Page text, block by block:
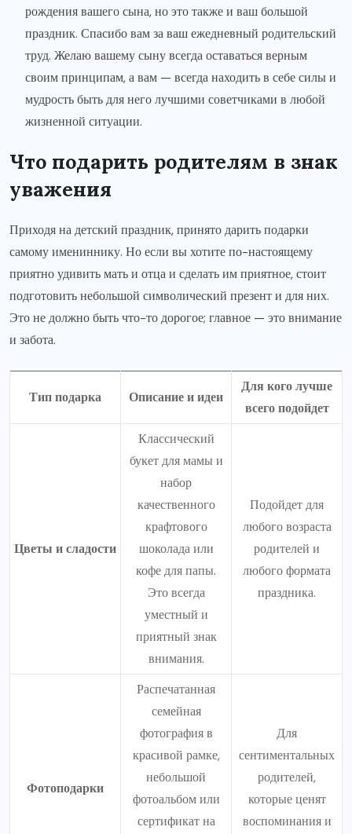
рождения вашего сына, но это также и ваш большой
праздник. Спасибо вам за ваш ежедневный родительский
труд. Желаю вашему сыну всегда оставаться верным
своим принципам, а вам — всегда находить в себе силы и
мудрость быть для него лучшими советчиками в любой
жизненной ситуации.
Что подарить родителям в знак
уважения
Приходя на детский праздник, принято дарить подарки
самому имениннику. Но если вы хотите по-настоящему
приятно удивить мать и отца и сделать им приятное, стоит
подготовить небольшой символический презент и для них.
Это не должно быть что-то дорогое; главное — это внимание
и забота.
Тип подарка Описание и идеи
Для кого лучше
всего подойдет
Цветы и сладости
Классический
букет для мамы и
набор
качественного
крафтового
шоколада или
кофе для папы.
Это всегда
уместный и
приятный знак
внимания.
Подойдет для
любого возраста
родителей и
любого формата
праздника.
Фотоподарки
Распечатанная
семейная
фотография в
красивой рамке,
небольшой
фотоальбом или
сертификат на
Для
сентиментальных
родителей,
которые ценят
воспоминания и